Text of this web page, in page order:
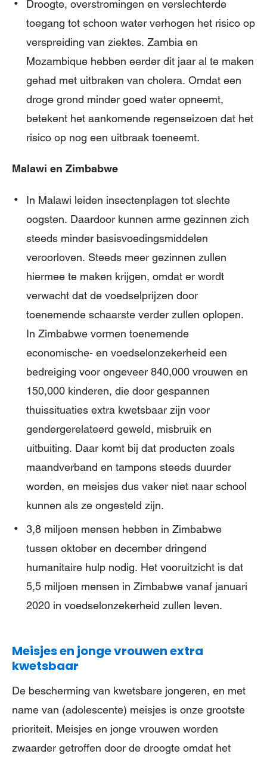
Droogte, overstromingen en verslechterde
toegang tot schoon water verhogen het risico op
verspreiding van ziektes. Zambia en
Mozambique hebben eerder dit jaar al te maken
gehad met uitbraken van cholera. Omdat een
droge grond minder goed water opneemt,
betekent het aankomende regenseizoen dat het
risico op nog een uitbraak toeneemt.
Malawi en Zimbabwe
In Malawi leiden insectenplagen tot slechte
oogsten. Daardoor kunnen arme gezinnen zich
steeds minder basisvoedingsmiddelen
veroorloven. Steeds meer gezinnen zullen
hiermee te maken krijgen, omdat er wordt
verwacht dat de voedselprijzen door
toenemende schaarste verder zullen oplopen.
In Zimbabwe vormen toenemende
economische- en voedselonzekerheid een
bedreiging voor ongeveer 840,000 vrouwen en
150,000 kinderen, die door gespannen
thuissituaties extra kwetsbaar zijn voor
gendergerelateerd geweld, misbruik en
uitbuiting. Daar komt bij dat producten zoals
maandverband en tampons steeds duurder
worden, en meisjes dus vaker niet naar school
kunnen als ze ongesteld zijn.
3,8 miljoen mensen hebben in Zimbabwe
tussen oktober en december dringend
humanitaire hulp nodig. Het vooruitzicht is dat
5,5 miljoen mensen in Zimbabwe vanaf januari
2020 in voedselonzekerheid zullen leven.
Meisjes en jonge vrouwen extra
kwetsbaar
De bescherming van kwetsbare jongeren, en met
name van (adolescente) meisjes is onze grootste
prioriteit. Meisjes en jonge vrouwen worden
zwaarder getroffen door de droogte omdat het